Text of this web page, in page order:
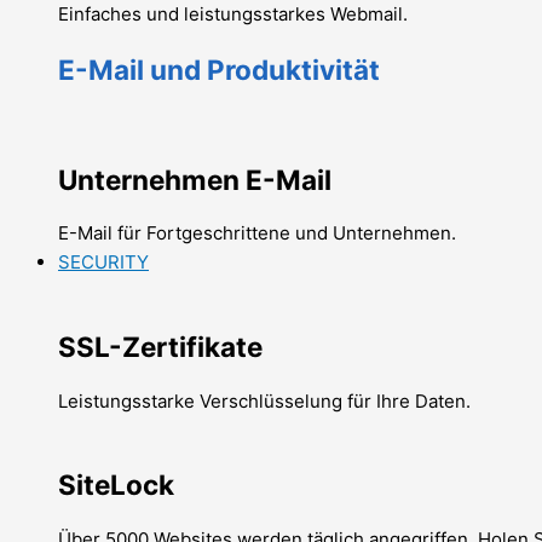
Einfaches und leistungsstarkes Webmail.
E-Mail und Produktivität
Unternehmen E-Mail
E-Mail für Fortgeschrittene und Unternehmen.
SECURITY
SSL-Zertifikate
Leistungsstarke Verschlüsselung für Ihre Daten.
SiteLock